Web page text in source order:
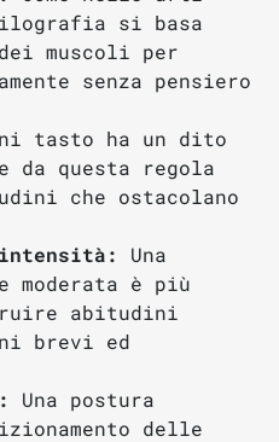
si basa
muscoli per
senza pensiero
tasto ha un dito
da questa regola
che ostacolano
intensità:
Una
moderata è più
abitudini
brevi ed
Una postura
delle